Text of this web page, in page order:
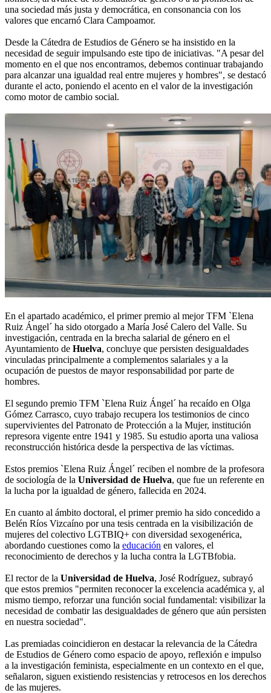
una sociedad más justa y democrática, en consonancia con los
valores que encarnó Clara Campoamor.
Desde la Cátedra de Estudios de Género se ha insistido en la
necesidad de seguir impulsando este tipo de iniciativas. "A pesar del
momento en el que nos encontramos, debemos continuar trabajando
para alcanzar una igualdad real entre mujeres y hombres", se destacó
durante el acto, poniendo el acento en el valor de la investigación
como motor de cambio social.
En el apartado académico, el primer premio al mejor TFM `Elena
Ruiz Ángel´ ha sido otorgado a María José Calero del Valle. Su
investigación, centrada en la brecha salarial de género en el
Ayuntamiento de Huelva, concluye que persisten desigualdades
vinculadas principalmente a complementos salariales y a la
ocupación de puestos de mayor responsabilidad por parte de
hombres.
El segundo premio TFM `Elena Ruiz Ángel´ ha recaído en Olga
Gómez Carrasco, cuyo trabajo recupera los testimonios de cinco
supervivientes del Patronato de Protección a la Mujer, institución
represora vigente entre 1941 y 1985. Su estudio aporta una valiosa
reconstrucción histórica desde la perspectiva de las víctimas.
Estos premios `Elena Ruiz Ángel´ reciben el nombre de la profesora
de sociología de la Universidad de Huelva, que fue un referente en
la lucha por la igualdad de género, fallecida en 2024.
En cuanto al ámbito doctoral, el primer premio ha sido concedido a
Belén Ríos Vizcaíno por una tesis centrada en la visibilización de
mujeres del colectivo LGTBIQ+ con diversidad sexogenérica,
abordando cuestiones como la educación en valores, el
reconocimiento de derechos y la lucha contra la LGTBfobia.
El rector de la Universidad de Huelva, José Rodríguez, subrayó
que estos premios "permiten reconocer la excelencia académica y, al
mismo tiempo, reforzar una función social fundamental: visibilizar la
necesidad de combatir las desigualdades de género que aún persisten
en nuestra sociedad".
Las premiadas coincidieron en destacar la relevancia de la Cátedra
de Estudios de Género como espacio de apoyo, reflexión e impulso
a la investigación feminista, especialmente en un contexto en el que,
señalaron, siguen existiendo resistencias y retrocesos en los derechos
de las mujeres.